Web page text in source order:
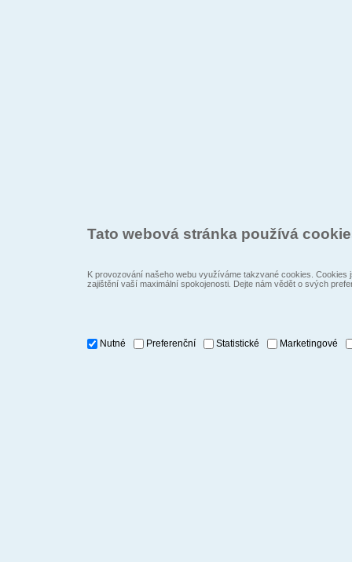
Tato webová stránka používá
K provozování našeho webu využíváme takzvané cookies.
zajištění vaší maximální spokojenosti. Dejte nám vědět o svých
Nutné Preferenční Statistické Marketingové